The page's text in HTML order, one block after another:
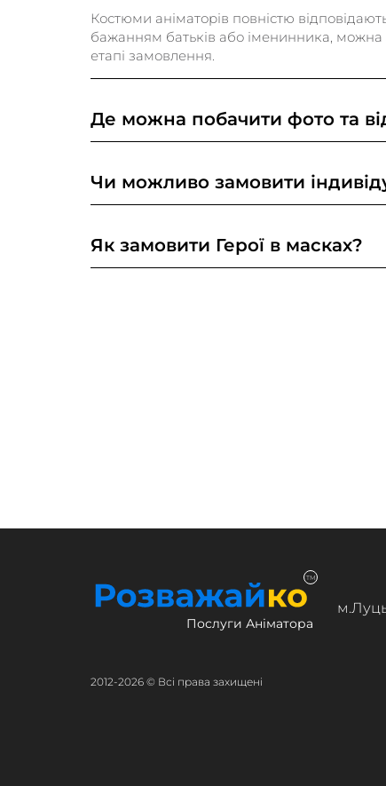
Костюми аніматорів повністю
бажанням батьків або іменинника, можна
етапі замовлення.
Де можна побачити фото та
Чи можливо замовити
Як замовити Герої в масках?
TM
Послуги Аніматора
2012-2026 © Всі права захищені